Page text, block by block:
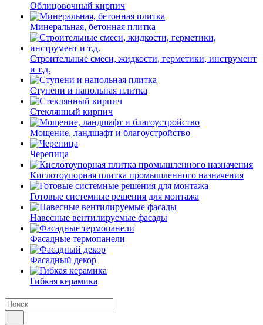
Облицовочный кирпич
Минеральная, бетонная плитка
Строительные смеси, жидкости, герметики, инструмент
и т.д.
Ступени и напольная плитка
Cтеклянный кирпич
Мощение, ландшафт и благоустройство
Черепица
Кислотоупорная плитка промышленного назначения
Готовые системные решения для монтажа
Навесные вентилируемые фасады
Фасадные термопанели
Фасадный декор
Гибкая керамика